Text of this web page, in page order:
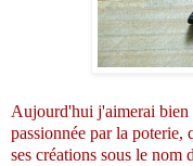
Aujourd'hui j'aimerai bien
passionnée par la poterie,
ses créations sous le nom